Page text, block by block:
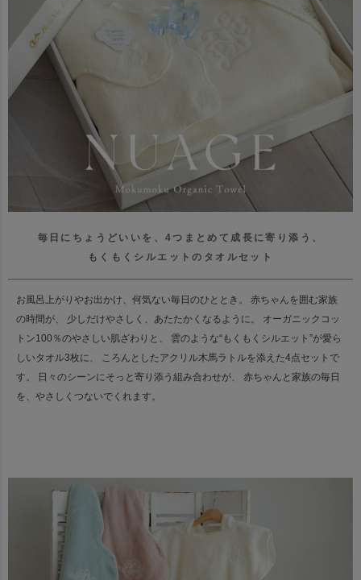
毎日にちょうどいいを、4つまとめて成長に寄り添う、
もくもくシルエットのタオルセット
お風呂上がりやお出かけ、何気ない毎日のひととき。
赤ちゃんを囲む家族
の時間が、
少しだけやさしく、あたたかくなるように。
オーガニックコッ
トン100％のやさしい肌ざわりと、
雲のような“もくもくシルエット”が愛ら
しいタオル3枚に、
ころんとしたアクリル木馬ラトルを添えた4点セットで
す。
日々のシーンにそっと寄り添う組み合わせが、
赤ちゃんと家族の毎日
を、やさしくつないでくれます。